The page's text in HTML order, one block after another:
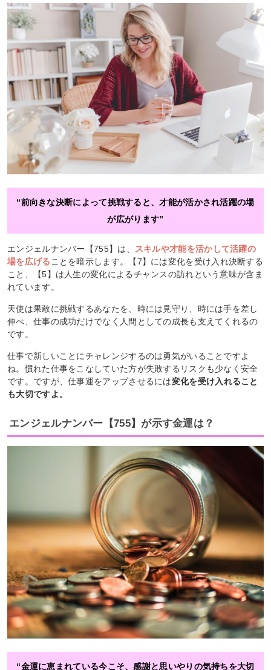
“前向きな決断によって挑戦すると、才能が活かされ活躍の場
が広がります”
エンジェルナンバー【755】は、
スキルや才能を活かして活躍の
場を広げる ことを暗示します。【7】には変化を受け入れ決断する
こと、【5】は人生の変化によるチャンスの訪れという意味が含ま
れています。
天使は果敢に挑戦するあなたを、時には見守り、時には手を差し
伸べ、仕事の成功だけでなく人間としての成長も支えてくれるの
です。
仕事で新しいことにチャレンジするのは勇気がいることですよ
ね。慣れた仕事をこなしていた方が失敗するリスクも少なく安全
です。ですが、仕事運をアップさせるには変化を受け入れること
も大切ですよ。
エンジェルナンバー【755】が示す金運は？
“金運に恵まれている今こそ、感謝と思いやりの気持ちを大切